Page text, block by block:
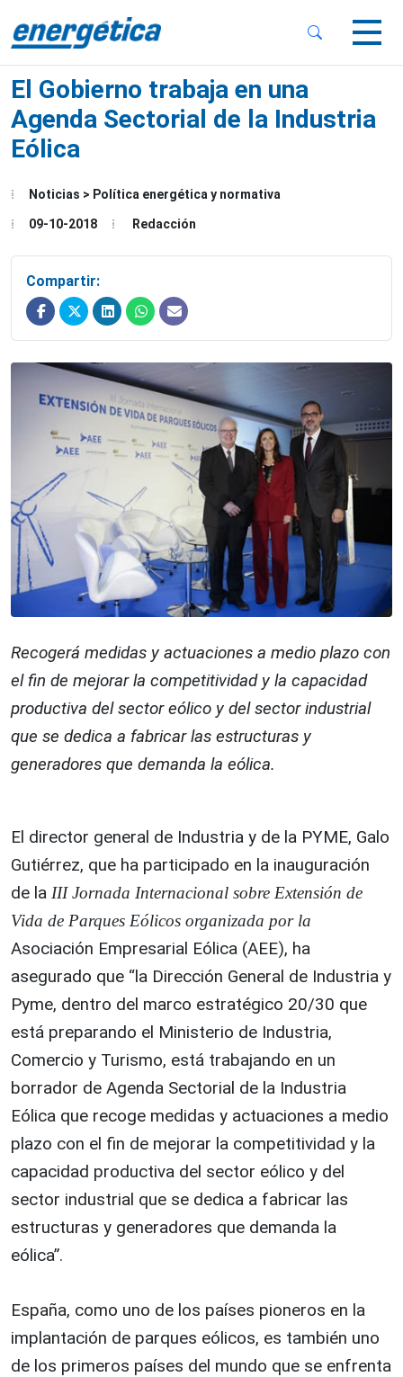
Menu
El Gobierno trabaja en una
Agenda Sectorial de la Industria
Eólica
Noticias > Política energética y normativa
09-10-2018 Redacción
Compartir:
Recogerá medidas y actuaciones a medio plazo con
el fin de mejorar la competitividad y la capacidad
productiva del sector eólico y del sector industrial
que se dedica a fabricar las estructuras y
generadores que demanda la eólica.
El director general de Industria y de la PYME, Galo
Gutiérrez, que ha participado en la inauguración
de la III Jornada Internacional sobre Extensión de
Vida de Parques Eólicos organizada por la
Asociación Empresarial Eólica (AEE), ha
asegurado que “la Dirección General de Industria y
Pyme, dentro del marco estratégico 20/30 que
está preparando el Ministerio de Industria,
Comercio y Turismo, está trabajando en un
borrador de Agenda Sectorial de la Industria
Eólica que recoge medidas y actuaciones a medio
plazo con el fin de mejorar la competitividad y la
capacidad productiva del sector eólico y del
sector industrial que se dedica a fabricar las
estructuras y generadores que demanda la
eólica”.
España, como uno de los países pioneros en la
implantación de parques eólicos, es también uno
de los primeros países del mundo que se enfrenta